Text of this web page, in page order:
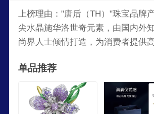
上榜理由："唐后（TH）"珠宝品牌
尖水晶施华洛世奇元素，由国内外
尚界人士倾情打造，为消费者提供
时尚的职场白领女性而设计。目前
销售第一品牌！
单品推荐